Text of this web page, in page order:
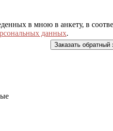
в мною в анкету, в
данных.